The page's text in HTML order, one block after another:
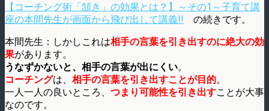
【コーチング術「頷き」の効果とは？】～その1～子育て講
座の本間先生が画面から飛び出して講義!! の続きです。
本間先生：しかしこれは相手の言葉を引き出すのに絶大の効
果があります。
うなずかないと、相手の言葉が出にくい。
コーチングは、 相手の言葉を引き出すことが目的。
一人一人の良いところ、 つまり可能性を引き出すことが大事
なのです。